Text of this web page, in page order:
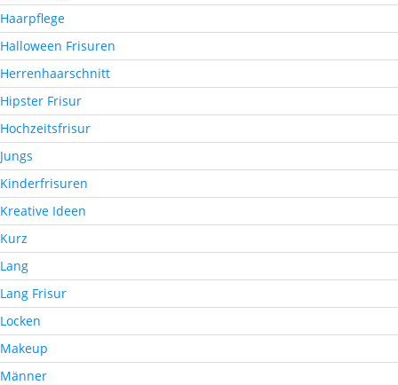
Haarpflege
Halloween Frisuren
Herrenhaarschnitt
Hipster Frisur
Hochzeitsfrisur
Jungs
Kinderfrisuren
Kreative Ideen
Kurz
Lang
Lang Frisur
Locken
Makeup
Männer